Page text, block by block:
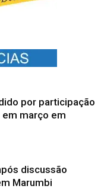
por participação
março em
discussão
Marumbi